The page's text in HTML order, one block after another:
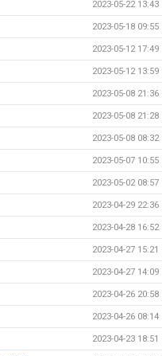
2023-05-22 13:43
2023-05-18 09:55
2023-05-12 17:49
2023-05-12 13:59
2023-05-08 21:36
2023-05-08 21:28
2023-05-08 08:32
2023-05-07 10:55
2023-05-02 08:57
2023-04-29 22:36
2023-04-28 16:52
2023-04-27 15:21
2023-04-27 14:09
2023-04-26 20:58
2023-04-26 08:14
2023-04-23 18:51